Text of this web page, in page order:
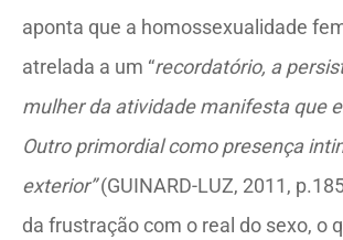
aponta que a homossexualidade
atrelada a um “recordatório, a
mulher da atividade manifesta que
Outro primordial como presença
exterior”(GUINARD-LUZ, 2011,
da frustração com o real do sexo, o